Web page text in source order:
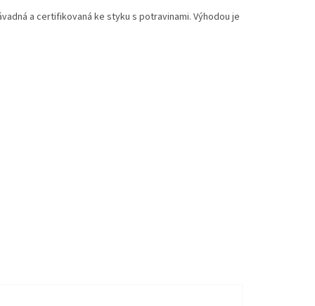
a certifikovaná ke styku s potravinami. Výhodou je